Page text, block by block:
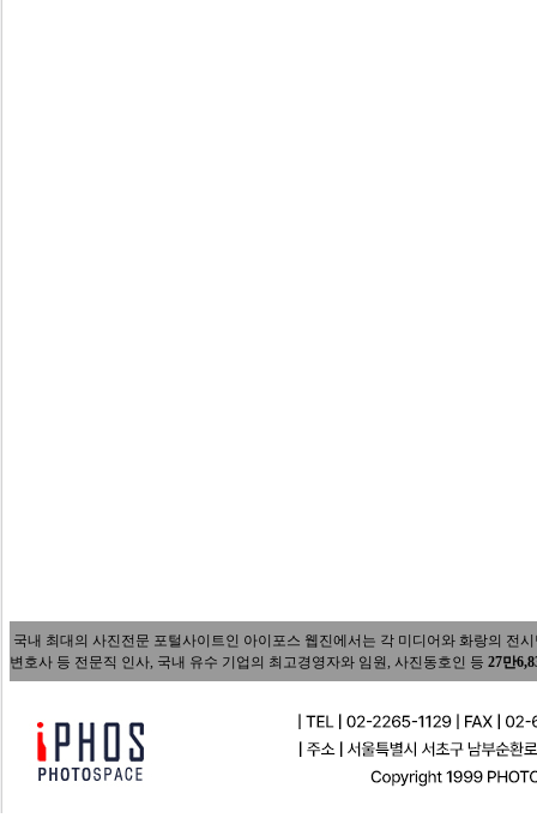
국내 최대의 사진전문 포털사이트인 아이포스 웹진에서는 각 미디어와 화랑의 전
변호사 등 전문직 인사, 국내 유수 기업의 최고경영자와 임원, 사진동호인 등 27만